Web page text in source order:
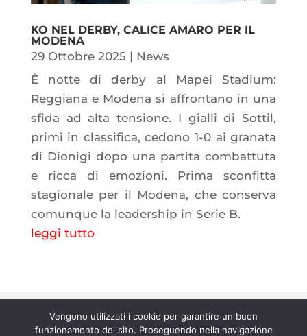
KO NEL DERBY, CALICE AMARO PER IL
MODENA
29 Ottobre 2025 | News
È notte di derby al Mapei Stadium:
Reggiana e Modena si affrontano in una
sfida ad alta tensione. I gialli di Sottil,
primi in classifica, cedono 1-0 ai granata
di Dionigi dopo una partita combattuta
e ricca di emozioni. Prima sconfitta
stagionale per il Modena, che conserva
comunque la leadership in Serie B.
leggi tutto
n° 202500000067 |
contratto 58/5/21
Vengono utilizzati i cookie per garantire un buon
funzionamento del sito. Proseguendo nella navigazione